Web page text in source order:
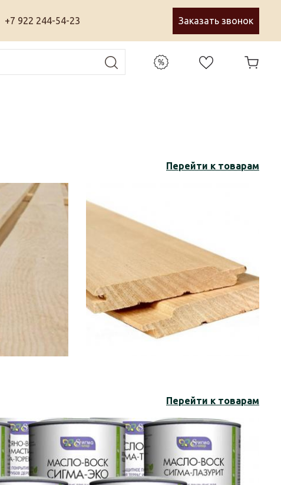
+7 922 244-54-23 Заказать звонок
Перейти к товарам
Перейти к товарам